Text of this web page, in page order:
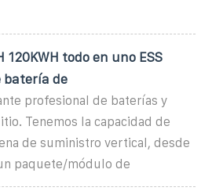
120KWH todo en uno ESS
batería de
profesional de baterías y
Tenemos la capacidad de
de suministro vertical, desde
paquete/módulo de